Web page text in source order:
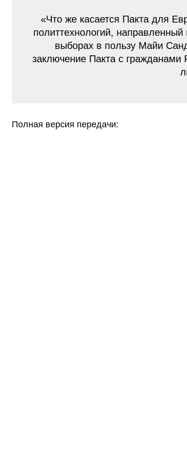
«Что же касается Пакта для
политтехнологий,
выборах в пользу Майи
заключение Пакта с
Полная версия передачи: